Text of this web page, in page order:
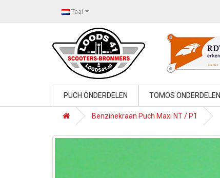
Taal
PUCH ONDERDELEN TOMOS ONDERDELEN
Benzinekraan Puch Maxi NT / P1